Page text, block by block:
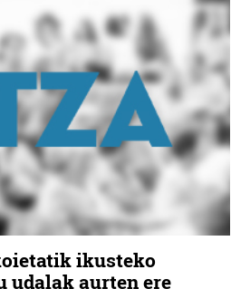
ikusteko
udalak aurten ere